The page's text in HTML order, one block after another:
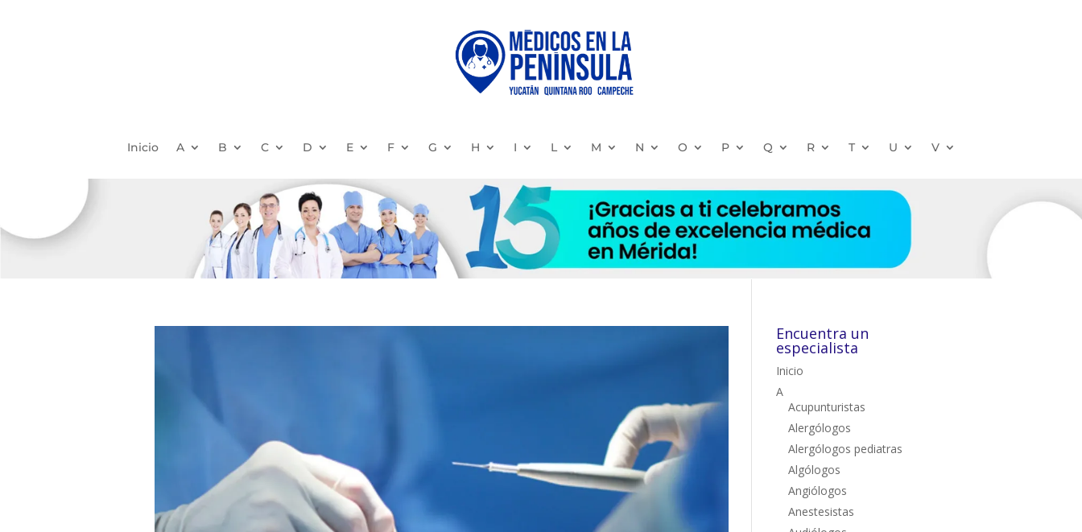
Inicio A B C D E F G H I L M N O P Q R T U V
Encuentra un
especialista
Inicio
A
Acupunturistas
Alergólogos
Alergólogos pediatras
Algólogos
Angiólogos
Anestesistas